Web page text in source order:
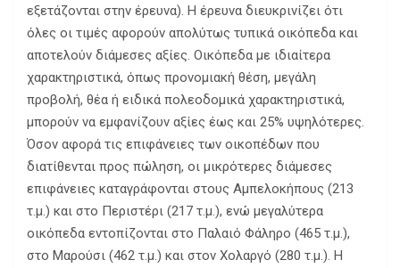
εξετάζονται στην έρευνα). Η έρευνα διευκρινίζει ότι
όλες οι τιμές αφορούν απολύτως τυπικά οικόπεδα και
αποτελούν διάμεσες αξίες. Οικόπεδα με ιδιαίτερα
χαρακτηριστικά, όπως προνομιακή θέση, μεγάλη
προβολή, θέα ή ειδικά πολεοδομικά χαρακτηριστικά,
μπορούν να εμφανίζουν αξίες έως και 25% υψηλότερες.
Όσον αφορά τις επιφάνειες των οικοπέδων που
διατίθενται προς πώληση, οι μικρότερες διάμεσες
επιφάνειες καταγράφονται στους Αμπελοκήπους (213
τ.μ.) και στο Περιστέρι (217 τ.μ.), ενώ μεγαλύτερα
οικόπεδα εντοπίζονται στο Παλαιό Φάληρο (465 τ.μ.),
στο Μαρούσι (462 τ.μ.) και στον Χολαργό (280 τ.μ.). Η